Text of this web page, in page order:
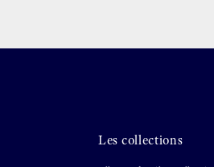
Les collections